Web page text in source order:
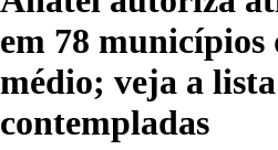
em 78 municípios
médio; veja a
contempladas